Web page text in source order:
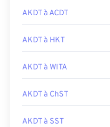
AKDT à ACDT
AKDT à HKT
AKDT à WITA
AKDT à ChST
AKDT à SST